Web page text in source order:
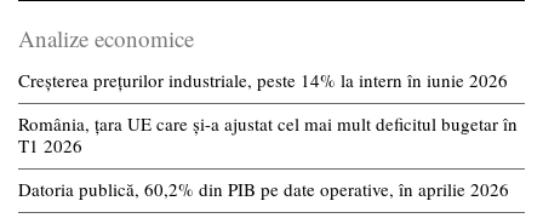
Analize economice
Creșterea prețurilor industriale, peste 14% la intern în iunie 2026
România, țara UE care și-a ajustat cel mai mult deficitul bugetar în
T1 2026
Datoria publică, 60,2% din PIB pe date operative, în aprilie 2026